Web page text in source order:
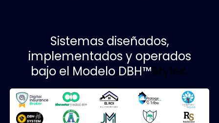
Sistemas diseñados,
implementados y operados
bajo el Modelo DBH™Styles.